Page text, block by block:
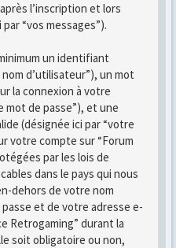
l’inscription et lors
“vos messages”).
un identifiant
d’utilisateur”), un mot
la connexion à votre
mot de passe”), et une
(désignée ici par “votre
votre compte sur “Forum
par les lois de
dans le pays qui nous
dehors de votre nom
et de votre adresse e-
Retrogaming” durant la
soit obligatoire ou non,